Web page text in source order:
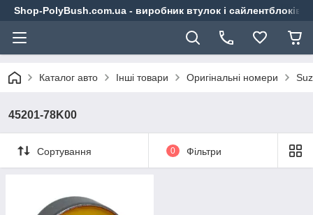
Shop-PolyBush.com.ua - виробник втулок і сайлентблоків
Каталог авто Інші товари Оригінальні номери
45201-78K00
Сортування 0 Фільтри